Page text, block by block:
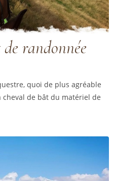
randonnée
quoi de plus agréable
de bât du matériel de